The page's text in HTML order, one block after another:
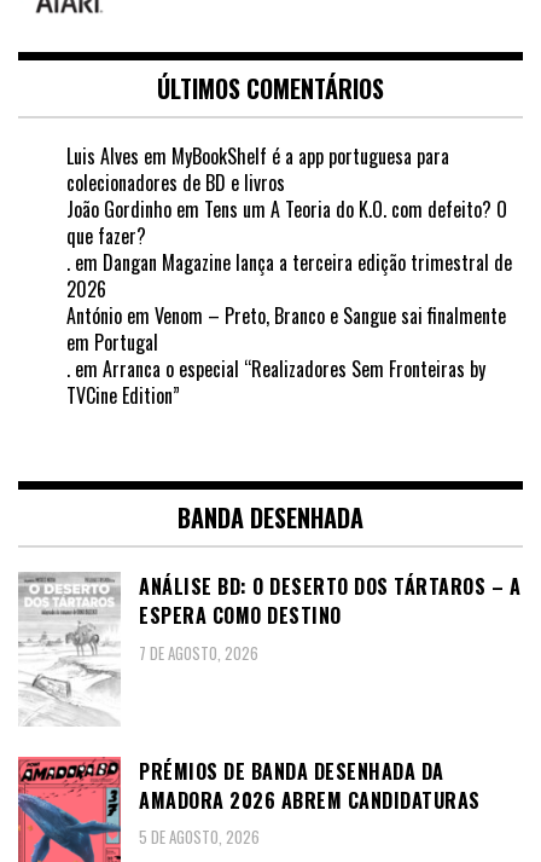
ÚLTIMOS COMENTÁRIOS
Luis Alves em MyBookShelf é a app portuguesa para
colecionadores de BD e livros
João Gordinho em Tens um A Teoria do K.O. com defeito? O
que fazer?
. em Dangan Magazine lança a terceira edição trimestral de
2026
António em Venom – Preto, Branco e Sangue sai finalmente
em Portugal
. em Arranca o especial “Realizadores Sem Fronteiras by
TVCine Edition”
BANDA DESENHADA
ANÁLISE BD: O DESERTO DOS TÁRTAROS – A
ESPERA COMO DESTINO
7 DE AGOSTO, 2026
PRÉMIOS DE BANDA DESENHADA DA
AMADORA 2026 ABREM CANDIDATURAS
5 DE AGOSTO, 2026